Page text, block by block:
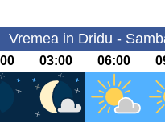
Vremea in Dridu -
03:00 06:00